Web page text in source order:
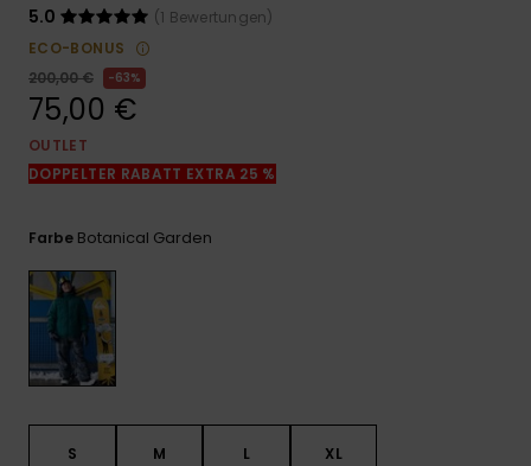
5.0
(1 Bewertungen)
ECO-BONUS
200,00 €
63%
75,00 €
OUTLET
DOPPELTER RABATT EXTRA 25 %
Farbe Botanical Garden
S M L XL